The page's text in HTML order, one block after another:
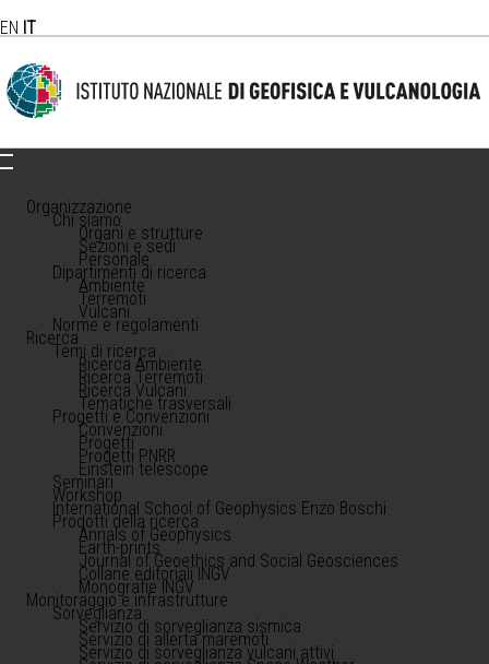
EN IT
Organizzazione
Chi siamo
Organi e strutture
Sezioni e sedi
Personale
Dipartimenti di ricerca
Ambiente
Terremoti
Vulcani
Norme e regolamenti
Ricerca
Temi di ricerca
Ricerca Ambiente
Ricerca Terremoti
Ricerca Vulcani
Tematiche trasversali
Progetti e Convenzioni
Convenzioni
Progetti
Progetti PNRR
Einstein telescope
Seminari
Workshop
International School of Geophysics Enzo Boschi
Prodotti della ricerca
Annals of Geophysics
Earth-prints
Journal of Geoethics and Social Geosciences
Collane editoriali INGV
Monografie INGV
Monitoraggio e infrastrutture
Sorveglianza
Servizio di sorveglianza sismica
Servizio di allerta maremoti
Servizio di sorveglianza vulcani attivi